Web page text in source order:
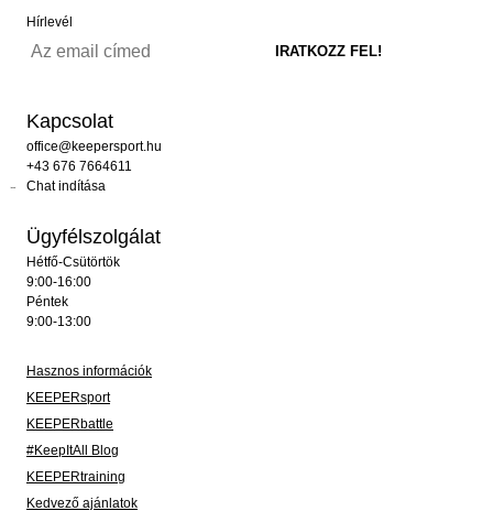
Hírlevél
Kapcsolat
office@keepersport.hu
+43 676 7664611
Chat indítása
Ügyfélszolgálat
Hétfő-Csütörtök
9:00-16:00
Péntek
9:00-13:00
Hasznos információk
KEEPERsport
KEEPERbattle
#KeepItAll Blog
KEEPERtraining
Kedvező ajánlatok